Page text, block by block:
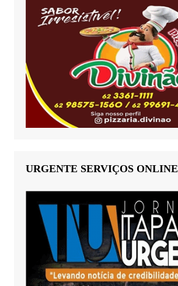
URGENTE SERVIÇOS ONLINE